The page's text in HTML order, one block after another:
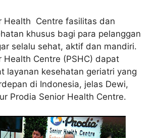
Health Centre fasilitas dan
khusus bagi para pelanggan
selalu sehat, aktif dan mandiri.
Health Centre (PSHC) dapat
layanan kesehatan geriatri yang
di Indonesia, jelas Dewi,
Prodia Senior Health Centre.